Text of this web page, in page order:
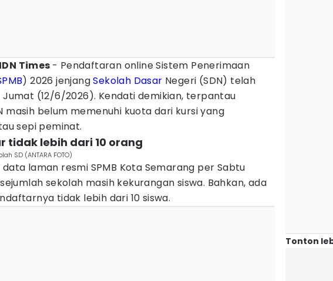
Times - Pendaftaran online Sistem Penerimaan
) 2026 jenjangSekolah Dasar Negeri (SDN) telah
(12/6/2026). Kendati demikian, terpantau
masih belum memenuhi kuota dari kursi yang
sepi peminat.
tidak lebih dari 10 orang
SD (ANTARA FOTO)
laman resmi SPMB Kota Semarang per Sabtu
sekolah masih kekurangan siswa. Bahkan, ada
tidak lebih dari 10 siswa.
Tonton